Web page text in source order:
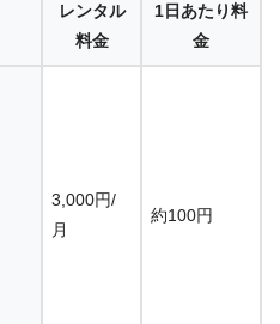
レンタル
料金
1日あたり料
金
3,000円/
月
約100円